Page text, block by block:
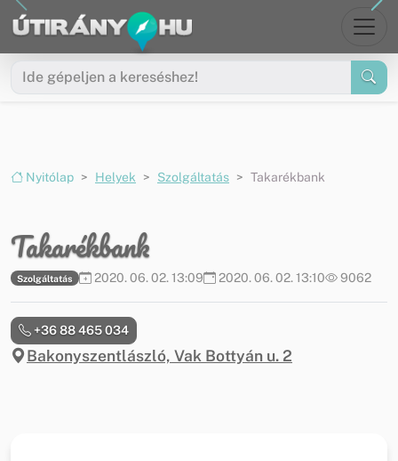
Ugrás a menüre
Ugrás a tartalomra
Nyitólap Helyek Szolgáltatás Takarékbank
Takarékbank
Szolgáltatás 2020. 06. 02. 13:09 2020. 06. 02. 13:10 9062
Bakonyszentlászló, Vak Bottyán u. 2
+36 88 465 034